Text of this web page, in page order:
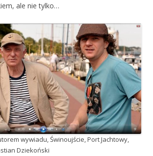
ale nie tylko…
wywiadu, Świnoujście, Port Jachtowy,
Dziekoński